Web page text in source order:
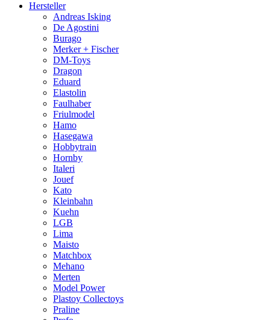
Hersteller
Andreas Isking
De Agostini
Burago
Merker + Fischer
DM-Toys
Dragon
Eduard
Elastolin
Faulhaber
Friulmodel
Hamo
Hasegawa
Hobbytrain
Hornby
Italeri
Jouef
Kato
Kleinbahn
Kuehn
LGB
Lima
Maisto
Matchbox
Mehano
Merten
Model Power
Plastoy Collectoys
Praline